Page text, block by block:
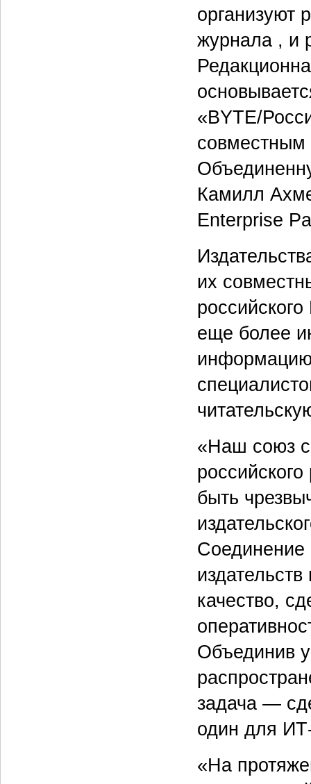
организуют
журнала , и
«BYTE/
совместным
Камилл
Enterprise
их
еще более
информацию
«Наш союз
быть
Соединение
качество,
Объединив
задача —
один для
«На